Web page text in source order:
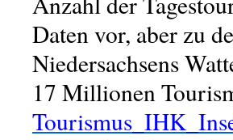
Daten vor, aber zu
Niedersachsens
17 Millionen